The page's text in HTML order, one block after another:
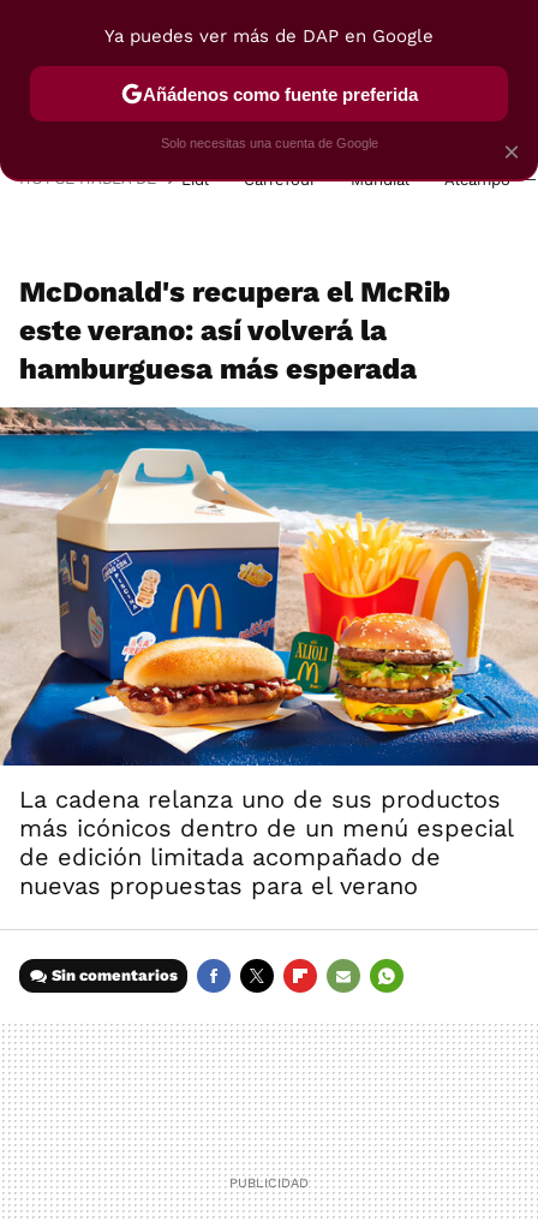
POSTRES VIAJES SELECCIÓN VEGUI
HOY SE HABLA DE Lidl Carrefour Mundial Alcampo
McDonald's recupera el McRib
este verano: así volverá la
hamburguesa más esperada
La cadena relanza uno de sus productos
más icónicos dentro de un menú especial
de edición limitada acompañado de
nuevas propuestas para el verano
Sin comentarios
MAIL
×
Ya puedes ver más de DAP en Google
Añádenos como fuente preferida
Solo necesitas una cuenta de Google